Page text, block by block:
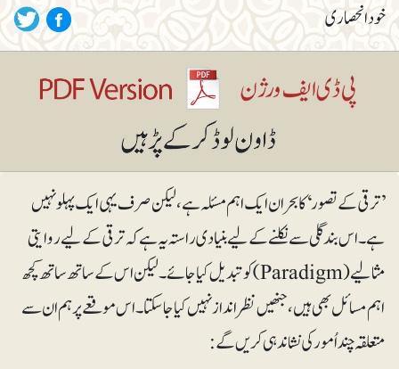
خودانحصاری
’ترقی کے تصور‘ کا بحران ایک اہم مسئلہ ہے، لیکن صرف یہی ایک پہلو نہیں
ہے۔ اس بندگلی سے نکلنے کے لیے بنیادی راستہ یہ ہے کہ ترقی کے لیے روایتی
مثالیے (Paradigm) کو تبدیل کیا جائے۔ لیکن اس کے ساتھ ساتھ کچھ
اہم مسائل بھی ہیں، جنھیں نظرانداز نہیں کیا جاسکتا۔ اس موقعے پر ہم ان سے
متعلقہ چنداُمور کی نشاندہی کریں گے: